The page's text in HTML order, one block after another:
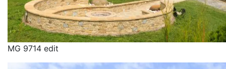
MG 9714 edit